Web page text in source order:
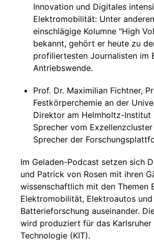
Innovation und Digitales
Elektromobilität: Unter
einschlägige Kolumne "High
bekannt, gehört er heute zu
profiliertesten Journalisten im
Antriebswende.
Prof. Dr. Maximilian Fichtner,
Festkörperchemie an der
Direktor am Helmholtz-Institut
Sprecher vom Exzellenzcluster
Sprecher der
Im Geladen-Podcast setzen sich
und Patrick von Rosen mit ihren
wissenschaftlich mit den Themen
Elektromobilität, Elektroautos und
Batterieforschung auseinander.
wird produziert für das
Technologie (KIT).